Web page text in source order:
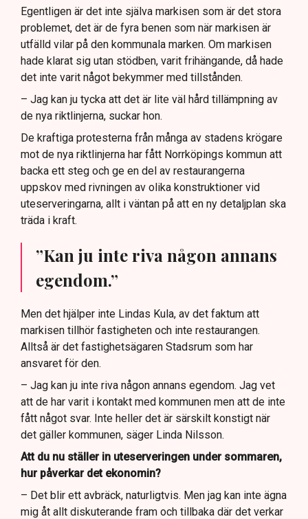
Egentligen är det inte själva markisen som är det stora
problemet, det är de fyra benen som när markisen är
utfälld vilar på den kommunala marken. Om markisen
hade klarat sig utan stödben, varit frihängande, då hade
det inte varit något bekymmer med tillstånden.
– Jag kan ju tycka att det är lite väl hård tillämpning av
de nya riktlinjerna, suckar hon.
De kraftiga protesterna från många av stadens krögare
mot de nya riktlinjerna har fått Norrköpings kommun att
backa ett steg och ge en del av restaurangerna
uppskov med rivningen av olika konstruktioner vid
uteserveringarna, allt i väntan på att en ny detaljplan ska
träda i kraft.
”Kan ju inte riva någon annans
egendom.”
Men det hjälper inte Lindas Kula, av det faktum att
markisen tillhör fastigheten och inte restaurangen.
Alltså är det fastighetsägaren Stadsrum som har
ansvaret för den.
– Jag kan ju inte riva någon annans egendom. Jag vet
att de har varit i kontakt med kommunen men att de inte
fått något svar. Inte heller det är särskilt konstigt när
det gäller kommunen, säger Linda Nilsson.
Att du nu ställer in uteserveringen under sommaren,
hur påverkar det ekonomin?
– Det blir ett avbräck, naturligtvis. Men jag kan inte ägna
mig åt allt diskuterande fram och tillbaka där det verkar